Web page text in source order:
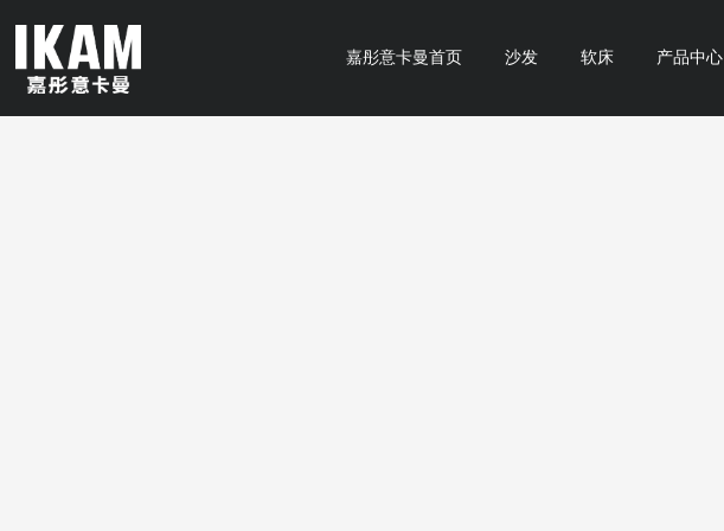
嘉彤意卡曼首页 沙发 软床 产品中心